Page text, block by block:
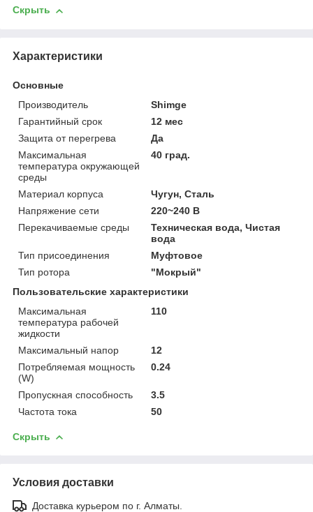
Скрыть
Характеристики
Основные
Производитель
Shimge
Гарантийный срок
12 мес
Защита от перегрева
Да
Максимальная
температура окружающей
среды
40 град.
Материал корпуса
Чугун, Сталь
Напряжение сети
220~240 В
Перекачиваемые среды
Техническая вода, Чистая
вода
Тип присоединения
Муфтовое
Тип ротора
"Мокрый"
Пользовательские характеристики
Максимальная
температура рабочей
жидкости
110
Максимальный напор
12
Потребляемая мощность
(W)
0.24
Пропускная способность
3.5
Частота тока
50
Скрыть
Условия доставки
Доставка курьером по г. Алматы.